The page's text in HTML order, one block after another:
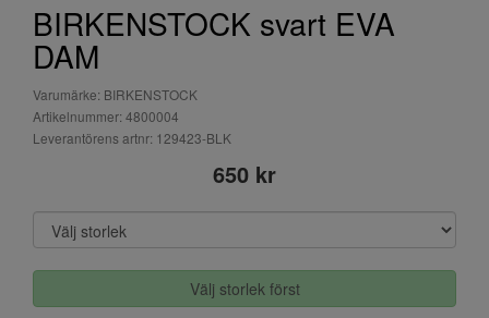
BIRKENSTOCK svart EVA
DAM
Varumärke: BIRKENSTOCK
Artikelnummer: 4800004
Leverantörens artnr: 129423-BLK
650 kr
Välj storlek först